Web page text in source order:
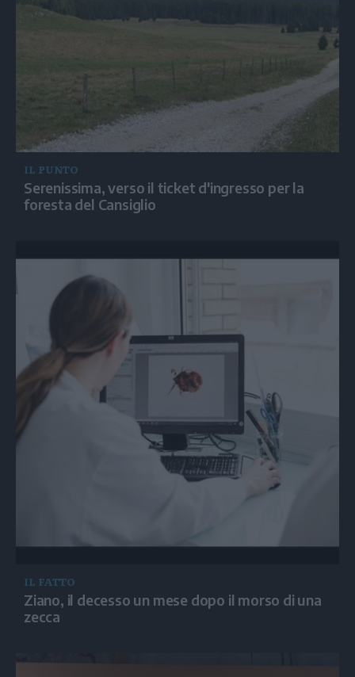
IL PUNTO
Serenissima, verso il ticket d'ingresso per la
foresta del Cansiglio
IL FATTO
Ziano, il decesso un mese dopo il morso di una
zecca